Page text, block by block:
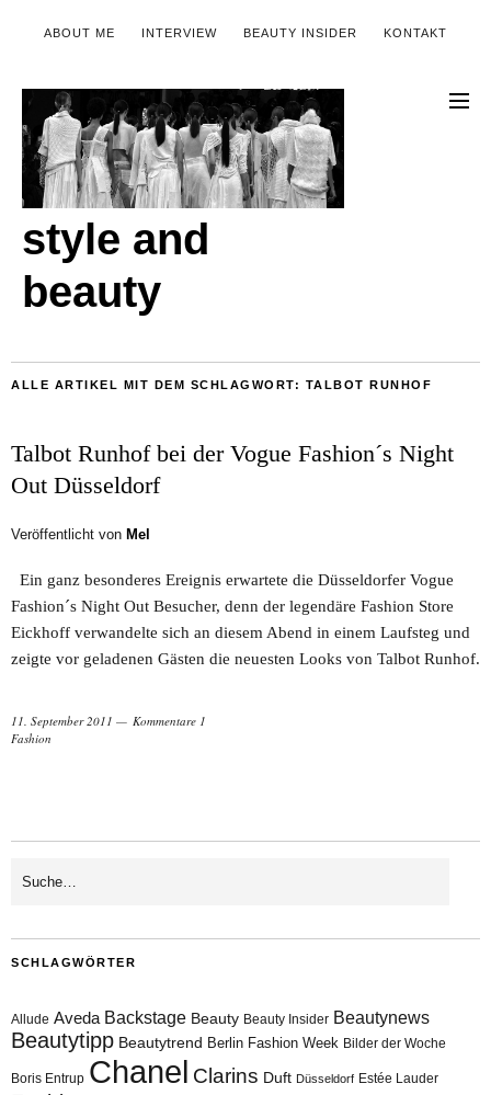
ABOUT ME INTERVIEW BEAUTY INSIDER KONTAKT
style and
beauty
ALLE ARTIKEL MIT DEM SCHLAGWORT: TALBOT RUNHOF
Talbot Runhof bei der Vogue Fashion´s Night
Out Düsseldorf
Veröffentlicht von Mel
Ein ganz besonderes Ereignis erwartete die Düsseldorfer Vogue
Fashion´s Night Out Besucher, denn der legendäre Fashion Store
Eickhoff verwandelte sich an diesem Abend in einem Laufsteg und
zeigte vor geladenen Gästen die neuesten Looks von Talbot Runhof.
11. September 2011
Kommentare 1
Fashion
SCHLAGWÖRTER
Allude Aveda Backstage Beauty Beauty Insider Beautynews
Beautytipp Beautytrend Berlin Fashion Week Bilder der Woche
Boris Entrup Chanel Clarins Duft Düsseldorf Estée Lauder